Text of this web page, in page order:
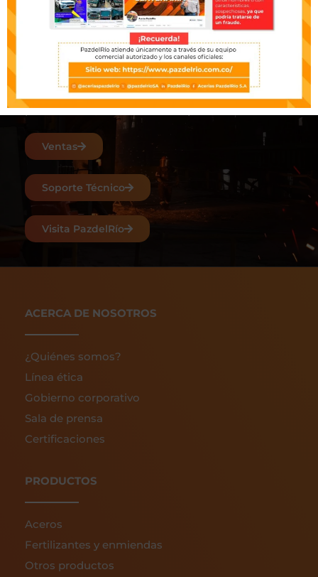
Escríbenos
Estamos atentos a tus solicitudes y
comentarios, escríbenos y nuestro equipo se
pondrá en contacto lo antes posible.
Ventas
Soporte Técnico
Visita PazdelRío
ACERCA DE NOSOTROS
¿Quiénes somos?
Línea ética
Gobierno corporativo
Sala de prensa
Certificaciones
PRODUCTOS
Aceros
Fertilizantes y enmiendas
Otros productos